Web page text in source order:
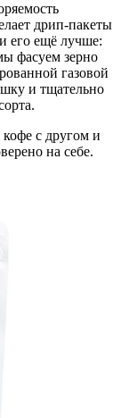
дрип-пакеты
его ещё лучше:
фасуем зерно
газовой
и тщательно
с другом и
на себе.